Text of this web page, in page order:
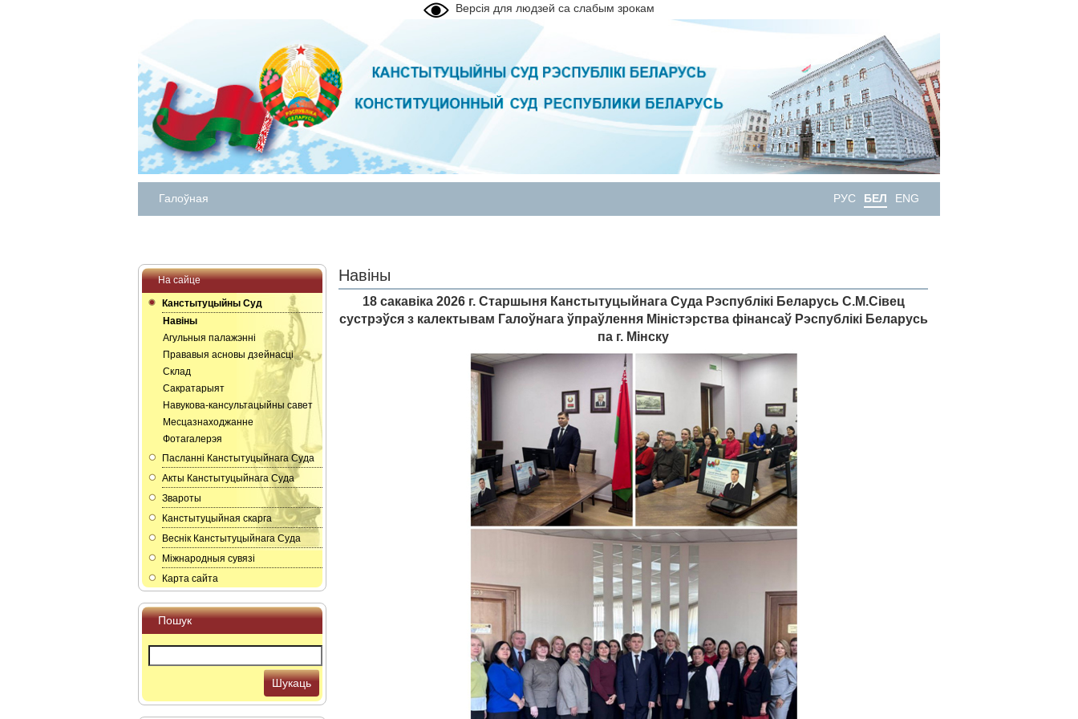
Версія для людзей са слабым зрокам
Галоўная РУС БЕЛ ENG
На сайце
Канстытуцыйны Суд
Навіны
Агульныя палажэнні
Прававыя асновы дзейнасці
Склад
Сакратарыят
Навукова-кансультацыйны савет
Месцазнаходжанне
Фотагалерэя
Пасланнi Канстытуцыйнага Суда
Акты Канстытуцыйнага Суда
Звароты
Канстытуцыйная скарга
Веснік Канстытуцыйнага Суда
Мiжнародныя сувязi
Карта сайта
Пошук
Шукаць
Навіны
18 сакавіка 2026 г. Старшыня Канстытуцыйнага Суда Рэспублікі Беларусь С.М.Сівец
сустрэўся з калектывам Галоўнага ўпраўлення Міністэрства фінансаў Рэспублікі Беларусь
па г. Мінску